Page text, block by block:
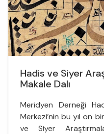
Hadis ve Siyer
Makale Dalı
Meridyen Derneği
Merkezi’nin bu yıl on
ve Siyer